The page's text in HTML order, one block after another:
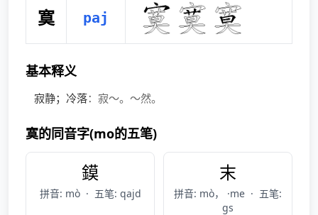
寞 paj
基本释义
寂静；冷落：寂～。～然。
寞的同音字(mo的五笔)
鏌
拼音: mò · 五笔: qajd
末
拼音: mò， ·me · 五笔:
gs